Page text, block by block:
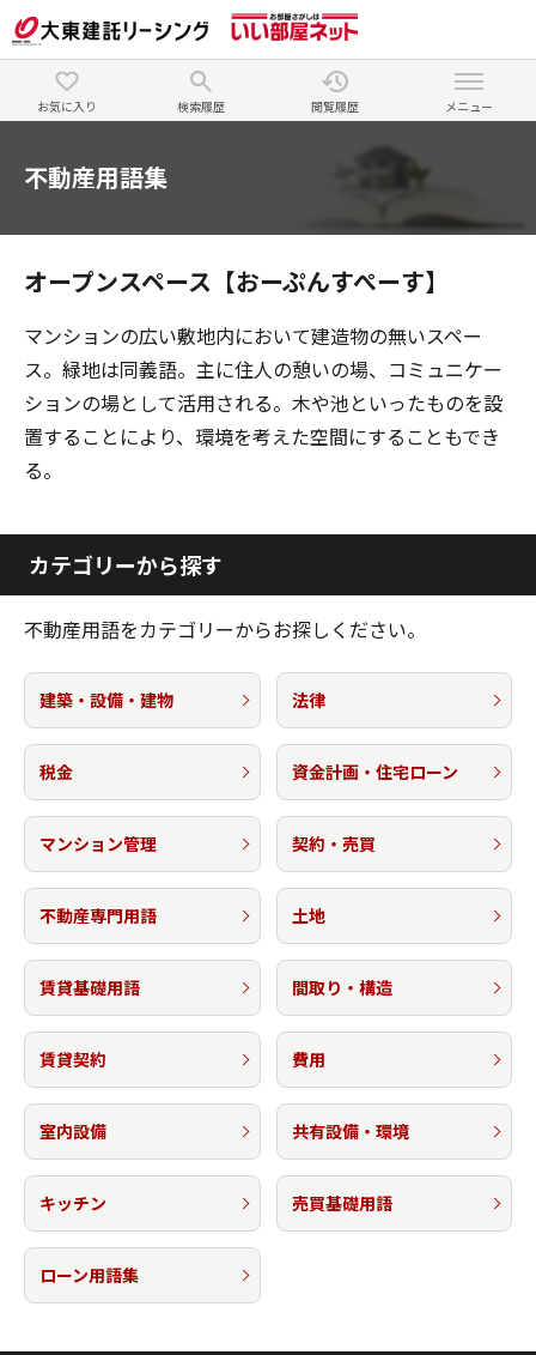
お気に入り 検索履歴 閲覧履歴 メニュー
不動産用語集
オープンスペース【おーぷんすぺーす】
マンションの広い敷地内において建造物の無いスペー
ス。緑地は同義語。主に住人の憩いの場、コミュニケー
ションの場として活用される。木や池といったものを設
置することにより、環境を考えた空間にすることもでき
る。
カテゴリーから探す
不動産用語をカテゴリーからお探しください。
建築・設備・建物 法律
税金 資金計画・住宅ローン
マンション管理 契約・売買
不動産専門用語 土地
賃貸基礎用語 間取り・構造
賃貸契約 費用
室内設備 共有設備・環境
キッチン 売買基礎用語
ローン用語集